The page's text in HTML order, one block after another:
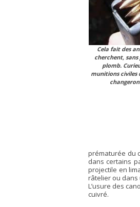
Cela fait des
cherchent,
plomb.
munitions civiles
prématurée du
dans certains
projectile en
râtelier ou dans
L’usure des
cuivré.